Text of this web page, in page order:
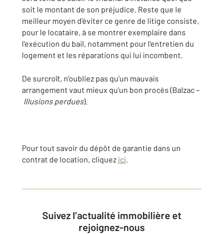
soit le montant de son préjudice. Reste que le
meilleur moyen d’éviter ce genre de litige consiste,
pour le locataire, à se montrer exemplaire dans
l’exécution du bail, notamment pour l’entretien du
logement et les réparations qui lui incombent.
De surcroît, n’oubliez pas qu’un mauvais
arrangement vaut mieux qu’un bon procès (Balzac –
Illusions perdues).
Pour tout savoir du dépôt de garantie dans un
contrat de location, cliquez ici.
Suivez l’actualité immobilière et
rejoignez-nous